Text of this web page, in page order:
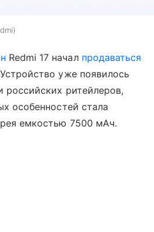
Redmi 17 начал продаваться
уже появилось
российских ритейлеров,
особенностей стала
емкостью 7500 мАч.